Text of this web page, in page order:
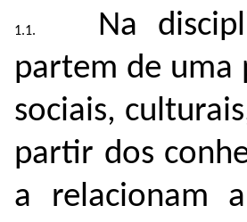
Na
partem de uma
sociais,
partir dos
a relacionam